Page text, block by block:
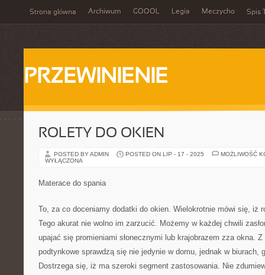
Strona główna Archiwum GOOOL Legia Meczycho Spis
PRZEWINIENIE
ROLETY DO OKIEN
POSTED BY ADMIN POSTED ON LIP - 17 - 2025
MOŻLIWOŚĆ
WYŁĄCZONA
Materace do spania
To, za co doceniamy dodatki do okien. Wielokrotnie mówi się, iż
Tego akurat nie wolno im zarzucić. Możemy w każdej chwili
upajać się promieniami słonecznymi lub krajobrazem zza okna.
podtynkowe sprawdzą się nie jedynie w domu, jednak w biurach,
Dostrzega się, iż ma szeroki segment zastosowania. Nie